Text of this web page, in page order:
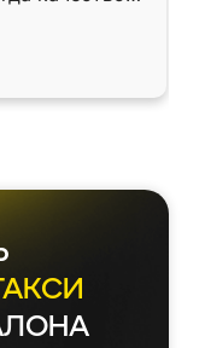
уже почти